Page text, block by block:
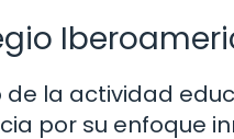
la actividad
por su enfoque